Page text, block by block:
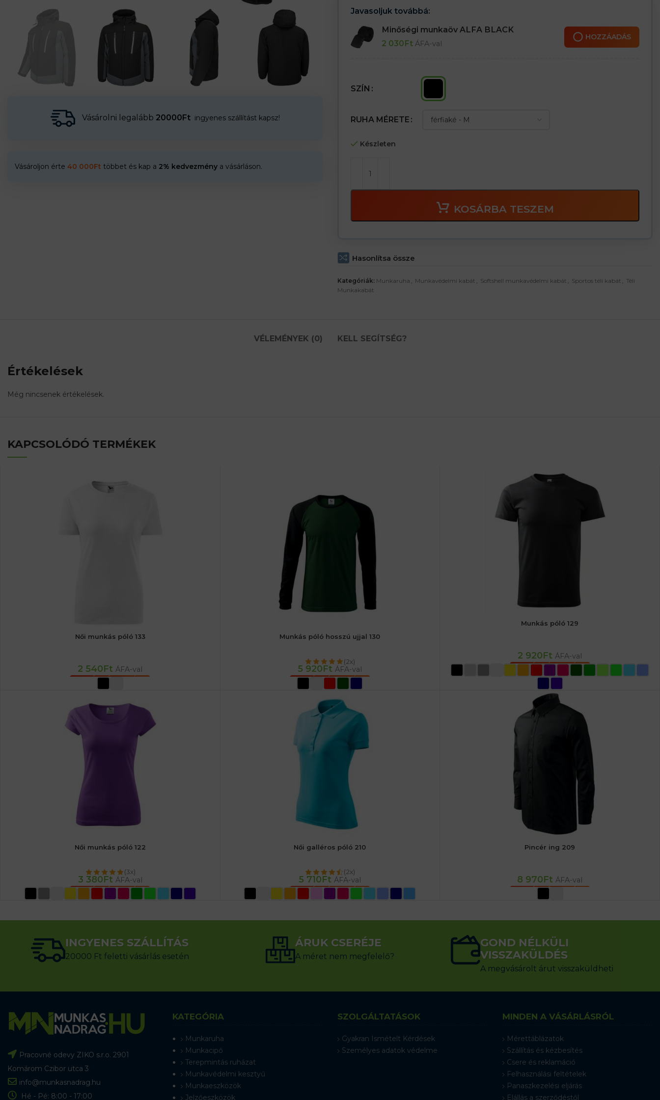
Vásárolni legalább 20000Ft ingyenes szállítást kapsz!
Vásároljon érte 40 000Ft többet és kap a 2% kedvezmény a vásárláson.
– Polár bélésű kapucni húzózsinórral
– Két alsó zseb és két mellkasi zseb cipzárak
– Belső zseb tépőzárral és egy másik keskeny tollzsebbel
– Tépőzáras mandzsetta a szélesség állításához
– A kabát szegélye belülről húzózsinórokkal állítható
Javasoljuk továbbá:
Minőségi munkaöv ALFA BLACK
2 030Ft ÁFA-val
HOZZÁADÁS
SZÍN
RUHA MÉRETE
Készleten
KOSÁRBA TESZEM
Hasonlítsa össze
Kategóriák: Munkaruha , Munkavédelmi kabát , Softshell munkavédelmi kabát , Sportos téli kabát , Téli
Munkakabát
VÉLEMÉNYEK (0) KELL SEGÍTSÉG?
Értékelések
Még nincsenek értékelések.
KAPCSOLÓDÓ TERMÉKEK
Női munkás póló 133
2 540Ft ÁFA-val
OPCIÓK VÁLASZTÁSA
Munkás póló hosszú ujjal 130
(2x)
5 920Ft ÁFA-val
OPCIÓK VÁLASZTÁSA
Munkás póló 129
2 920Ft ÁFA-val
OPCIÓK VÁLASZTÁSA
Női munkás póló 122
(3x)
3 380Ft ÁFA-val
OPCIÓK VÁLASZTÁSA
Női galléros póló 210
(2x)
5 710Ft ÁFA-val
OPCIÓK VÁLASZTÁSA
Pincér ing 209
8 970Ft ÁFA-val
OPCIÓK VÁLASZTÁSA
INGYENES SZÁLLÍTÁS
20000 Ft feletti vásárlás esetén
ÁRUK CSERÉJE
A méret nem megfelelő?
GOND NÉLKÜLI
VISSZAKÜLDÉS
A megvásárolt árut visszaküldheti
Pracovné odevy ZIKO s.r.o. 2901
Komárom Czibor utca 3
info@munkasnadrag.hu
Hé - Pé: 8:00 - 17:00
KATEGÓRIA
Munkaruha
Munkacipő
Terepmintás ruházat
Munkavédelmi kesztyű
Munkaeszközök
Jelzőeszközök
SZOLGÁLTATÁSOK
Gyakran Ismételt Kérdések
Személyes adatok védelme
MINDEN A VÁSÁRLÁSRÓL
Mérettáblázatok
Szállítás és kézbesítés
Csere és reklamáció
Felhasználási feltételek
Panaszkezelési eljárás
Elállás a szerződéstől